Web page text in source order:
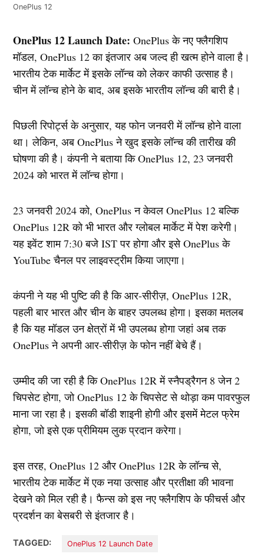
OnePlus 12
OnePlus 12 Launch Date:OnePlus के नए फ्लैगशिप
मॉडल, OnePlus 12 का इंतजार अब जल्द ही खत्म होने वाला है।
भारतीय टेक मार्केट में इसके लॉन्च को लेकर काफी उत्साह है।
चीन में लॉन्च होने के बाद, अब इसके भारतीय लॉन्च की बारी है।
पिछली रिपोर्ट्स के अनुसार, यह फोन जनवरी में लॉन्च होने वाला
था। लेकिन, अब OnePlus ने खुद इसके लॉन्च की तारीख की
घोषणा की है। कंपनी ने बताया कि OnePlus 12, 23 जनवरी
2024 को भारत में लॉन्च होगा।
23 जनवरी 2024 को, OnePlus न केवल OnePlus 12 बल्कि
OnePlus 12R को भी भारत और ग्लोबल मार्केट में पेश करेगी।
यह इवेंट शाम 7:30 बजे IST पर होगा और इसे OnePlus के
YouTube चैनल पर लाइवस्ट्रीम किया जाएगा।
कंपनी ने यह भी पुष्टि की है कि आर-सीरीज़, OnePlus 12R,
पहली बार भारत और चीन के बाहर उपलब्ध होगा। इसका मतलब
है कि यह मॉडल उन क्षेत्रों में भी उपलब्ध होगा जहां अब तक
OnePlus ने अपनी आर-सीरीज़ के फोन नहीं बेचे हैं।
उम्मीद की जा रही है कि OnePlus 12R में स्नैपड्रैगन 8 जेन 2
चिपसेट होगा, जो OnePlus 12 के चिपसेट से थोड़ा कम पावरफुल
माना जा रहा है। इसकी बॉडी शाइनी होगी और इसमें मेटल फ्रेम
होगा, जो इसे एक प्रीमियम लुक प्रदान करेगा।
इस तरह, OnePlus 12 और OnePlus 12R के लॉन्च से,
भारतीय टेक मार्केट में एक नया उत्साह और प्रतीक्षा की भावना
देखने को मिल रही है। फैन्स को इस नए फ्लैगशिप के फीचर्स और
प्रदर्शन का बेसबरी से इंतजार है।
TAGGED: OnePlus 12 Launch Date